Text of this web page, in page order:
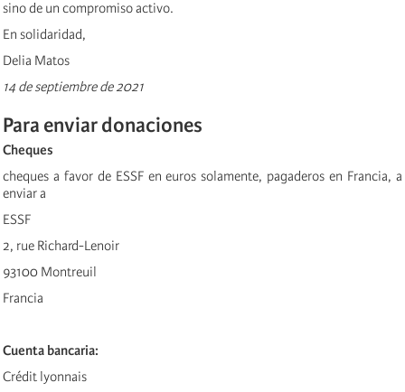
sino de un compromiso activo.
En solidaridad,
Delia Matos
14 de septiembre de 2021
Para enviar donaciones
Cheques
cheques a favor de ESSF en euros solamente, pagaderos en Francia, a
enviar a
ESSF
2, rue Richard-Lenoir
93100 Montreuil
Francia
Cuenta bancaria:
Crédit lyonnais